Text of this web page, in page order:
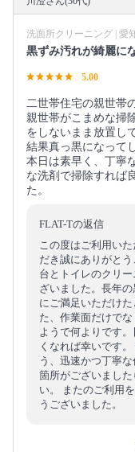
洗面所クリーニング | 愛
黒ずみ汚れが綺麗に
5.00
二世帯住宅の親世帯
親世帯がこまめな掃
をしないまま放置し
結果真っ黒になって
本日は素早く、丁寧
な洗剤で掃除すれば
た。
FLAT-Tの返信
この度はご利用い
だき誠にありがと
台とトイレのクリ
ざいました。長年
にご満足いただけ
た、作業面だけで
ようで何よりです
くなれば幸いです
う、迅速かつ丁寧
箇所がございまし
い。 またのご利用
うございました。